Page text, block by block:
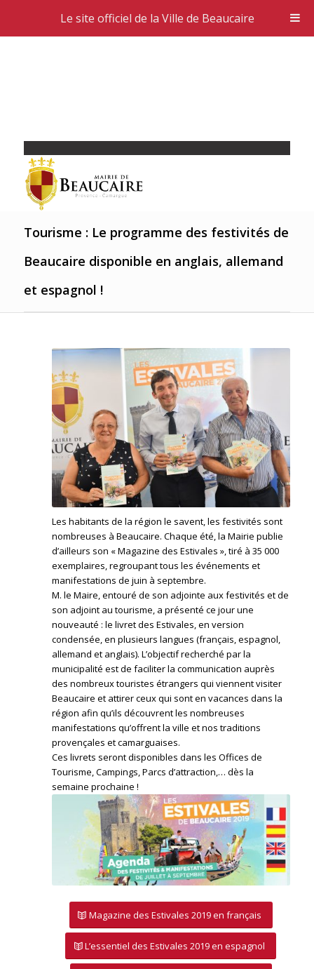
Tourisme : Le programme des festivités de
Beaucaire disponible en anglais, allemand
et espagnol !
Les habitants de la région le savent, les festivités sont
nombreuses à Beaucaire. Chaque été, la Mairie publie
d’ailleurs son « Magazine des Estivales », tiré à 35 000
exemplaires, regroupant tous les événements et
manifestations de juin à septembre.
M. le Maire, entouré de son adjointe aux festivités et de
son adjoint au tourisme, a présenté ce jour une
nouveauté : le livret des Estivales, en version
condensée, en plusieurs langues (français, espagnol,
allemand et anglais). L’objectif recherché par la
municipalité est de faciliter la communication auprès
des nombreux touristes étrangers qui viennent visiter
Beaucaire et attirer ceux qui sont en vacances dans la
région afin qu’ils découvrent les nombreuses
manifestations qu’offrent la ville et nos traditions
provençales et camarguaises.
Ces livrets seront disponibles dans les Offices de
Tourisme, Campings, Parcs d’attraction,… dès la
semaine prochaine !
Magazine des Estivales 2019 en français
L’essentiel des Estivales 2019 en espagnol
Le site officiel de la Ville de Beaucaire